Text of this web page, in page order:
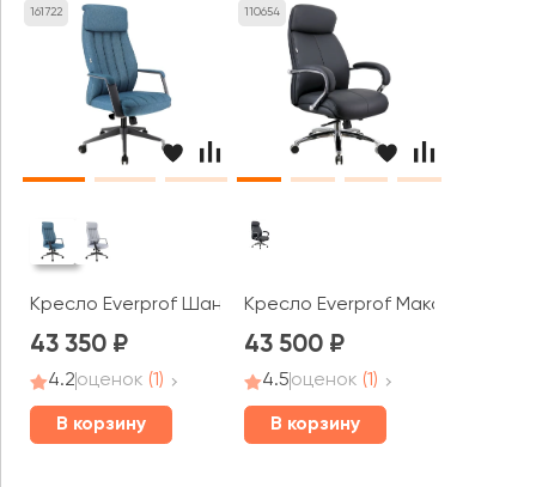
161722
Кресло Everprof Шанхай / Shanghai
43 350
4.2оценок (1)
В корзину
110654
Кресло Everprof Макси / Maxi
43 500
4.5оценок (1)
В корзину